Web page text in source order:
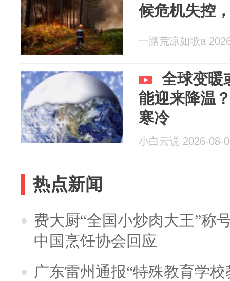
候危机失控
一路荒凉如歌a
全球变暖
能迎来降温
寒冷
小白云说 2026-08-
热点新闻
费大厨“全国小炒肉大王”称
中国烹饪协会回应
广东雷州通报“特殊教育学